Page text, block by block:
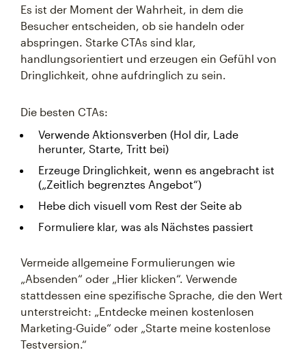
Es ist der Moment der Wahrheit, in dem die
Besucher entscheiden, ob sie handeln oder
abspringen. Starke CTAs sind klar,
handlungsorientiert und erzeugen ein Gefühl von
Dringlichkeit, ohne aufdringlich zu sein.
Die besten CTAs:
Verwende Aktionsverben (Hol dir, Lade
herunter, Starte, Tritt bei)
Erzeuge Dringlichkeit, wenn es angebracht ist
(„Zeitlich begrenztes Angebot“)
Hebe dich visuell vom Rest der Seite ab
Formuliere klar, was als Nächstes passiert
Vermeide allgemeine Formulierungen wie
„Absenden“ oder „Hier klicken“. Verwende
stattdessen eine spezifische Sprache, die den Wert
unterstreicht: „Entdecke meinen kostenlosen
Marketing-Guide“ oder „Starte meine kostenlose
Testversion.“